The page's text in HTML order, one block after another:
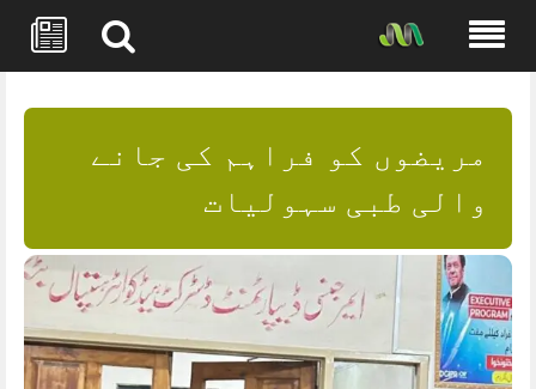
content
مریضوں کو فراہم کی جانے
والی طبی سہولیات